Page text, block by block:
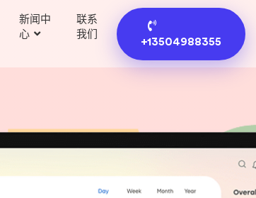
新闻中
心
联系
我们
+13504988355